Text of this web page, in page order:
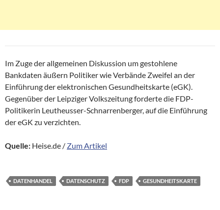
Im Zuge der allgemeinen Diskussion um gestohlene
Bankdaten äußern Politiker wie Verbände Zweifel an der
Einführung der elektronischen Gesundheitskarte (eGK).
Gegenüber der Leipziger Volkszeitung forderte die FDP-
Politikerin Leutheusser-Schnarrenberger, auf die Einführung
der eGK zu verzichten.
Quelle: Heise.de / Zum Artikel
DATENHANDEL DATENSCHUTZ FDP GESUNDHEITSKARTE